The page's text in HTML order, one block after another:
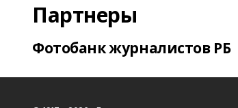
Партнеры
Фотобанк журналистов РБ